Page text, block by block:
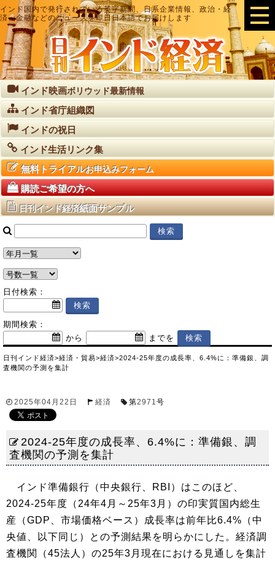
インド国内で発行されている英字新聞、日系企業情報、政治・経
済・金融などのニュースを即日日本語でお届けします
インド映画ボリウッド最新情報
インド省庁組織図
インドの祝日
インド生活リンク集
無料トライアルお申込みフォーム
購読ご希望の方へ
日刊インド経済紙面サンプル
日付検索：
期間検索：
から
までを
日刊インド経済>経済・貿易>経済>2024-25年度の成長率、6.4%に：準備銀、調
査機関の予測を集計
2025年04月22日 経済 第2971号
2024-25年度の成長率、6.4%に：準備銀、調
査機関の予測を集計
インド準備銀行（中央銀行、RBI）はこのほど、
2024-25年度（24年4月～25年3月）の印実質国内総生
産（GDP、市場価格ベース）成長率は前年比6.4%（中
央値、以下同じ）との予測結果を明らかにした。経済調
査機関（45法人）の25年3月現在における見通しを集計